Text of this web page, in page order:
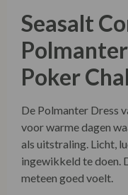
Seasalt
Poker
De Polmanter Dress
voor warme dagen
als uitstraling. Licht,
ingewikkeld te doen.
meteen goed voelt.